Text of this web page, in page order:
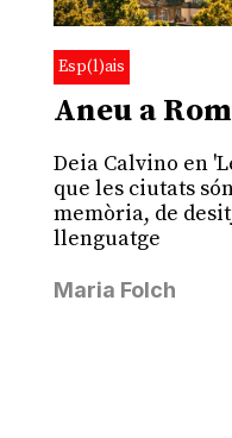
Esp(l)ais
Aneu a
Deia Calvino en
que les ciutats
memòria, de
llenguatge
Maria Folch